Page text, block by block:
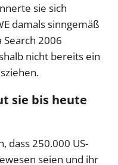
sie sich
damals sinngemäß
Search 2006
nicht bereits ein
sie bis heute
dass 250.000 US-
seien und ihr